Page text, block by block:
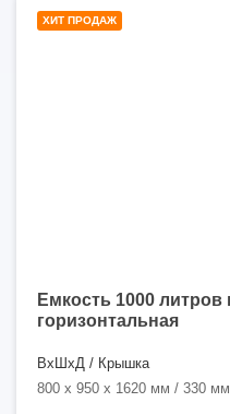
ХИТ ПРОДАЖ
Емкость 1000
горизонтальная
ВхШхД / Крышка
800 x 950 x 1620 мм / 330 мм